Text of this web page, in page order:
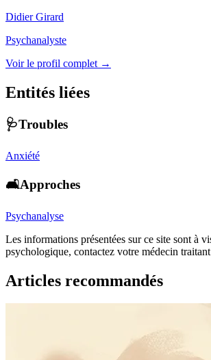
Didier Girard
Psychanalyste
Voir le profil complet →
Entités liées
🩺Troubles
Anxiété
🛋️Approches
Psychanalyse
Les informations présentées sur ce site sont à
psychologique, contactez votre médecin
Articles recommandés